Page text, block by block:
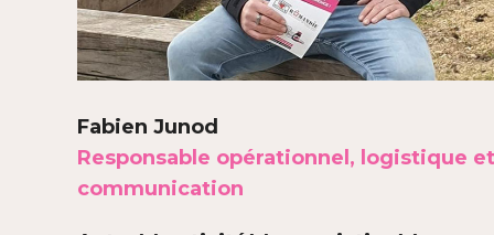
Fabien Junod
Responsable opérationnel, logistique et
communication